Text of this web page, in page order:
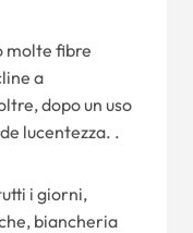
molte fibre
a
dopo un uso
lucentezza. .
i giorni,
biancheria